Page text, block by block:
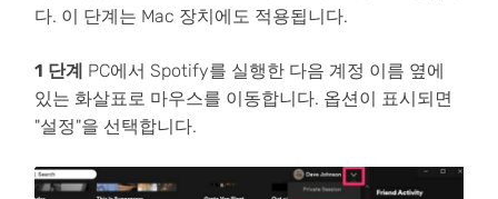
다. 이 단계는 Mac 장치에도 적용됩니다.
1 단계 PC에서 Spotify를 실행한 다음 계정 이름 옆에
있는 화살표로 마우스를 이동합니다. 옵션이 표시되면
"설정"을 선택합니다.